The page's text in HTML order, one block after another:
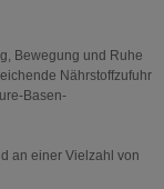
Bewegung und Ruhe
Nährstoffzufuhr
Basen-
an einer Vielzahl von